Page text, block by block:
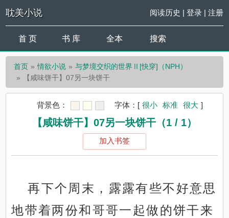
耽美小说 阅读历史 | 登录| 注册
首 页 书 库 全本 搜索
首页 情欲小说
与梦境交织的世界Ⅱ[快穿]（NPH）
【咸味饼干】07另一块饼干
背景色： 字体： [ 很小 标准 很大 ]
【咸味饼干】07另一块饼干（1 / 1）
加入书签
再下个周末，露露有些不好意思
地带着两份和哥哥一起做的饼干来